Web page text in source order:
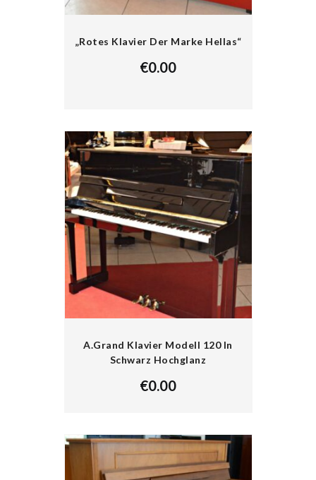
„Rotes Klavier Der Marke Hellas“
€0.00
A.Grand Klavier Modell 120 In
Schwarz Hochglanz
€0.00